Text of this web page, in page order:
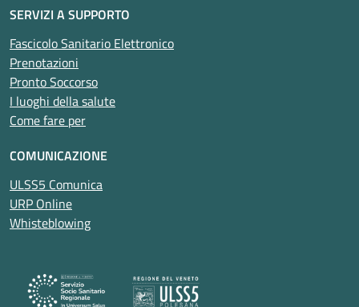
SERVIZI A SUPPORTO
Fascicolo Sanitario Elettronico
Prenotazioni
Pronto Soccorso
I luoghi della salute
Come fare per
COMUNICAZIONE
ULSS5 Comunica
URP Online
Whisteblowing